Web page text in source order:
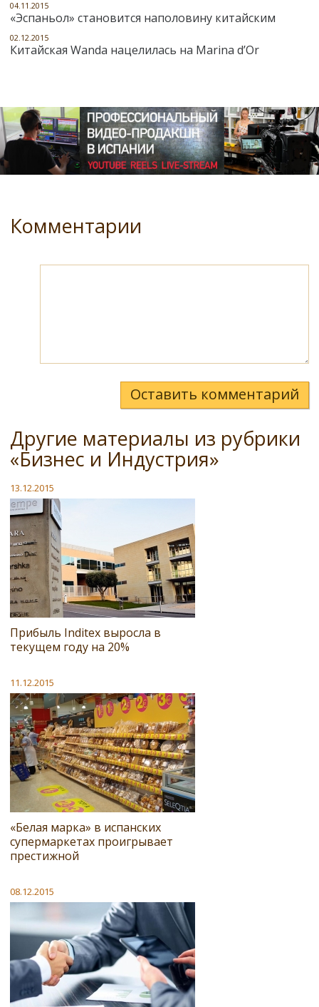
04.11.2015
«Эспаньол» становится наполовину китайским
02.12.2015
Китайская Wanda нацелилась на Marina d’Or
Комментарии
Оставить комментарий
Другие материалы из рубрики
«Бизнес и Индустрия»
13.12.2015
Прибыль Inditex выросла в
текущем году на 20%
11.12.2015
«Белая марка» в испанских
супермаркетах проигрывает
престижной
08.12.2015